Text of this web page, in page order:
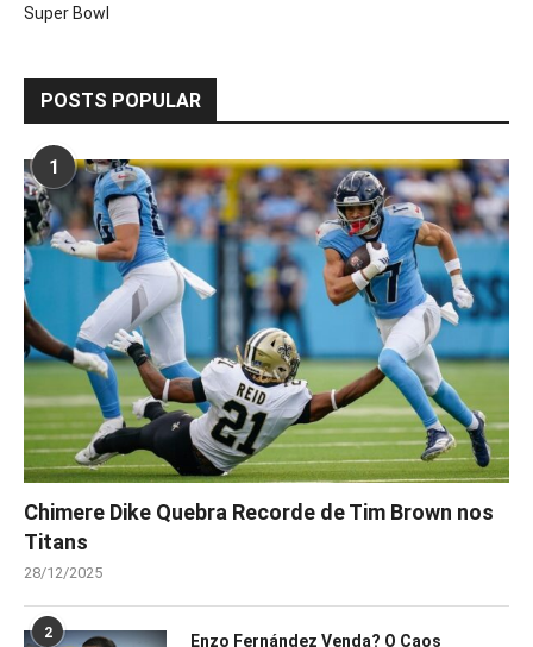
Super Bowl
POSTS POPULAR
1
Chimere Dike Quebra Recorde de Tim Brown nos
Titans
28/12/2025
2 Enzo Fernández Venda? O Caos